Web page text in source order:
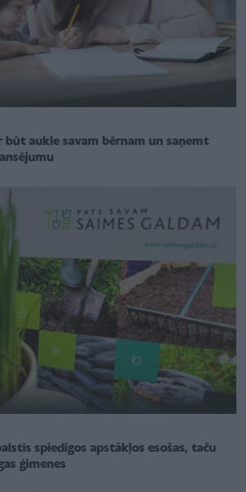
būt aukle savam bērnam un saņemt
spiedīgos apstākļos esošas, taču
ģimenes